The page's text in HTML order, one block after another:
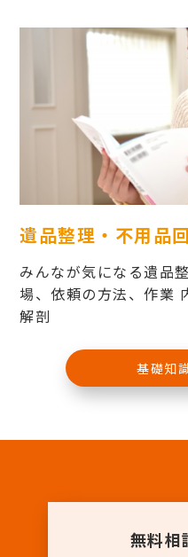
遺品整理・不用品
みんなが気になる遺品
場、依頼の方法、作業
解剖
基礎知
無料相